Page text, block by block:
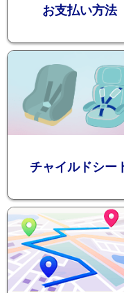
お支払い方法
チャイルドシー